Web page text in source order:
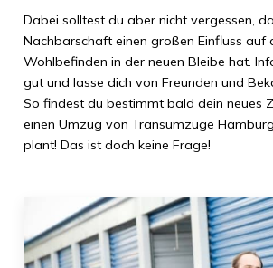
Dabei solltest du aber nicht vergessen,
Nachbarschaft einen großen Einfluss auf
Wohlbefinden in der neuen Bleibe hat.
gut und lasse dich von Freunden und
So findest du bestimmt bald dein neues
einen Umzug von Transumzüge Hamburg
plant! Das ist doch keine Frage!